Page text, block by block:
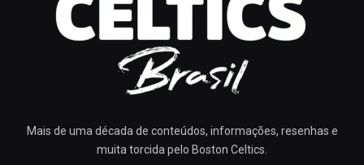
Mais de uma década de conteúdos, informações, resenhas e
muita torcida pelo Boston Celtics.